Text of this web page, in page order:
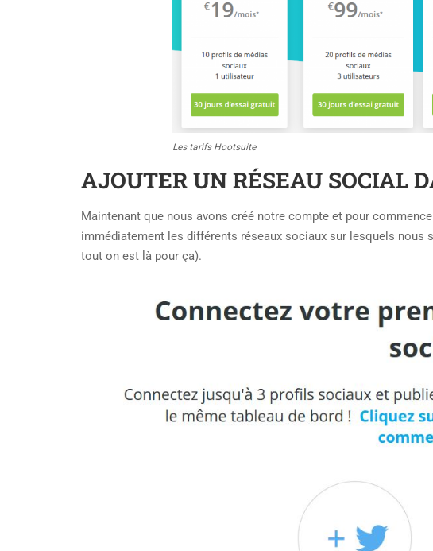
Les tarifs Hootsuite
AJOUTER UN RÉSEAU SOCIAL
Maintenant que nous avons créé notre compte et pour
immédiatement les différents réseaux sociaux sur lesquels
tout on est là pour ça).